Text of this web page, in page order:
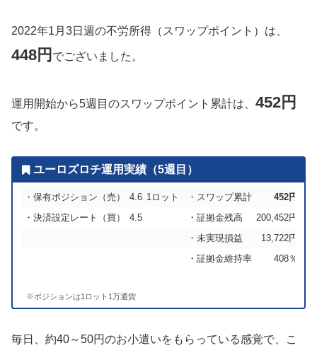
2022年1月3日週の不労所得（スワップポイント）は、
448円 でございました。
運用開始から5週目のスワップポイント累計は、 452円
です。
ユーロズロチ運用実績（5週目）
・保有ポジション（売） 4.6 1ロット ・スワップ累計 452円
・決済設定レート（買）
4.5 ・証拠金残高
200,452円
・未実現損益
13,722円
・証拠金維持率
408％
※ポジションは1ロット1万通貨
毎日、約40～50円のお小遣いをもらっている感覚で、こ